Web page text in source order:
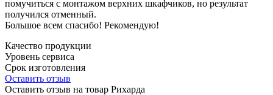
помучиться с монтажом верхних шкафчиков, но результат
получился отменный.
Большое всем спасибо! Рекомендую!
Качество продукции
Уровень сервиса
Срок изготовления
Оставить отзыв
Оставить отзыв на товар Рихарда